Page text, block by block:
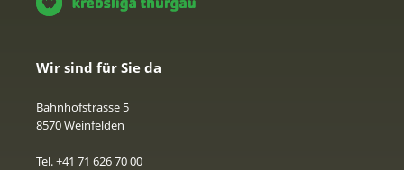
Wir sind für Sie da
Bahnhofstrasse 5
8570 Weinfelden
Tel. +41 71 626 70 00